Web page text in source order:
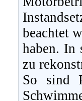
beachtet
haben. In
zu
So sind